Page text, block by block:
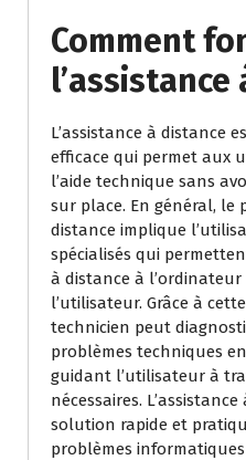
Comment
l’assistance
L’assistance à distance
efficace qui permet aux
l’aide technique sans
sur place. En général, le
distance implique
spécialisés qui
à distance à
l’utilisateur. Grâce à
technicien peut
problèmes techniques
guidant l’utilisateur à
nécessaires.
solution rapide et
problèmes